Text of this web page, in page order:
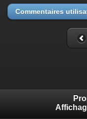
Commentaires